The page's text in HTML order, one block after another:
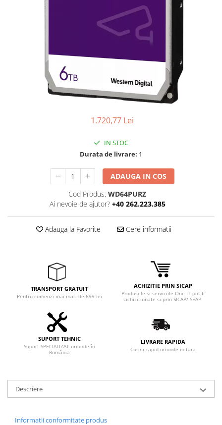
Smartphone IPhone
1.720,77 Lei
IN STOC
Durata de livrare: 1
ADAUGA IN COS
Cod Produs: WD64PURZ
Ai nevoie de ajutor? +40 262.223.385
Adauga la Favorite Cere informatii
TRANSPORT GRATUIT
Pentru comenzi mai mari de 699 lei
ACHIZITIE PRIN SICAP
Produsele si serviciile One-IT pot fi
achizitionate si prin SICAP/ SEAP
SUPORT TEHNIC
Suport SPECIALIZAT oriunde în
România
LIVRARE RAPIDA
Curier rapid oriunde in tara
Descriere
Informatii conformitate produs